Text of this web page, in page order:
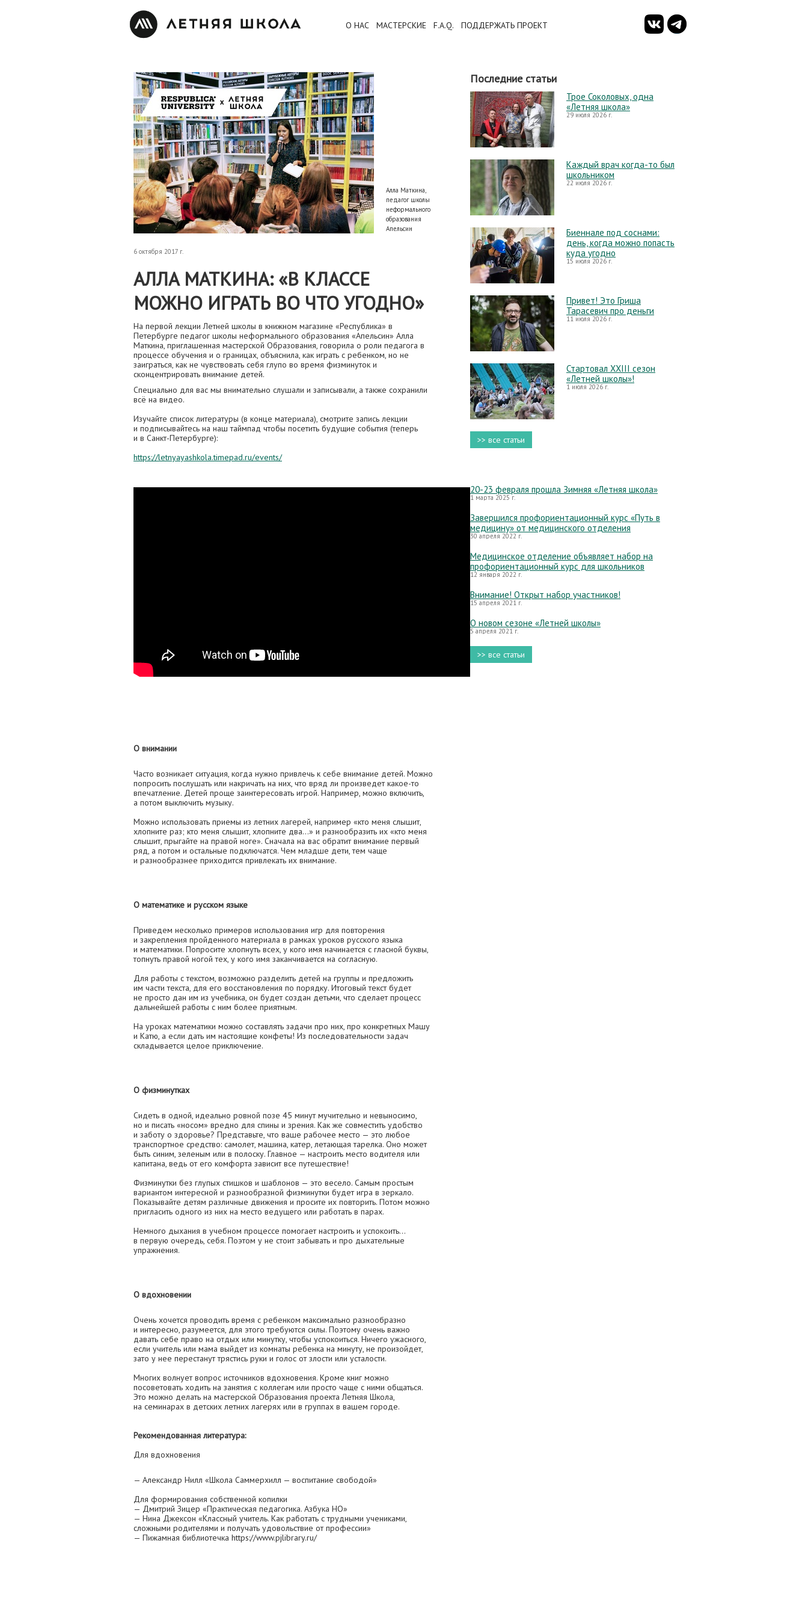
О НАС МАСТЕРСКИЕ F.A.Q. ПОДДЕРЖАТЬ ПРОЕКТ
Алла Маткина,
педагог школы
неформального
образования
Апельсин
6 октября 2017 г.
АЛЛА МАТКИНА: «В КЛАССЕ
МОЖНО ИГРАТЬ ВО ЧТО УГОДНО»
На первой лекции Летней школы в книжном магазине «Республика» в
Петербурге педагог школы неформального образования «Апельсин» Алла
Маткина, приглашенная мастерской Образования, говорила о роли педагога в
процессе обучения и о границах, объяснила, как играть с ребенком, но не
заиграться, как не чувствовать себя глупо во время физминуток и
сконцентрировать внимание детей.
Специально для вас мы внимательно слушали и записывали, а также сохранили
всё на видео.
Изучайте список литературы (в конце материала), смотрите запись лекции
и подписывайтесь на наш таймпад чтобы посетить будущие события (теперь
и в Санкт-Петербурге):
https://letnyayashkola.timepad.ru/events/
О внимании
Часто возникает ситуация, когда нужно привлечь к себе внимание детей. Можно
попросить послушать или накричать на них, что вряд ли произведет какое-то
впечатление. Детей проще заинтересовать игрой. Например, можно включить,
а потом выключить музыку.
Можно использовать приемы из летних лагерей, например «кто меня слышит,
хлопните раз; кто меня слышит, хлопните два...» и разнообразить их «кто меня
слышит, прыгайте на правой ноге». Сначала на вас обратит внимание первый
ряд, а потом и остальные подключатся. Чем младше дети, тем чаще
и разнообразнее приходится привлекать их внимание.
О математике и русском языке
Приведем несколько примеров использования игр для повторения
и закрепления пройденного материала в рамках уроков русского языка
и математики. Попросите хлопнуть всех, у кого имя начинается с гласной буквы,
топнуть правой ногой тех, у кого имя заканчивается на согласную.
Для работы с текстом, возможно разделить детей на группы и предложить
им части текста, для его восстановления по порядку. Итоговый текст будет
не просто дан им из учебника, он будет создан детьми, что сделает процесс
дальнейшей работы с ним более приятным.
На уроках математики можно составлять задачи про них, про конкретных Машу
и Катю, а если дать им настоящие конфеты! Из последовательности задач
складывается целое приключение.
О физминутках
Сидеть в одной, идеально ровной позе 45 минут мучительно и невыносимо,
но и писать «носом» вредно для спины и зрения. Как же совместить удобство
и заботу о здоровье? Представьте, что ваше рабочее место — это любое
транспортное средство: самолет, машина, катер, летающая тарелка. Оно может
быть синим, зеленым или в полоску. Главное — настроить место водителя или
капитана, ведь от его комфорта зависит все путешествие!
Физминутки без глупых стишков и шаблонов — это весело. Самым простым
вариантом интересной и разнообразной физминутки будет игра в зеркало.
Показывайте детям различные движения и просите их повторить. Потом можно
пригласить одного из них на место ведущего или работать в парах.
Немного дыхания в учебном процессе помогает настроить и успокоить...
в первую очередь, себя. Поэтом у не стоит забывать и про дыхательные
упражнения.
О вдохновении
Очень хочется проводить время с ребенком максимально разнообразно
и интересно, разумеется, для этого требуются силы. Поэтому очень важно
давать себе право на отдых или минутку, чтобы успокоиться. Ничего ужасного,
если учитель или мама выйдет из комнаты ребенка на минуту, не произойдет,
зато у нее перестанут трястись руки и голос от злости или усталости.
Многих волнует вопрос источников вдохновения. Кроме книг можно
посоветовать ходить на занятия с коллегам или просто чаще с ними общаться.
Это можно делать на мастерской Образования проекта Летняя Школа,
на семинарах в детских летних лагерях или в группах в вашем городе.
Рекомендованная литература:
Для вдохновения
— Александр Нилл «Школа Саммерхилл — воспитание свободой»
Для формирования собственной копилки
— Дмитрий Зицер «Практическая педагогика. Азбука НО»
— Нина Джексон «Классный учитель. Как работать с трудными учениками,
сложными родителями и получать удовольствие от профессии»
— Пижамная библиотечка https://www.pjlibrary.ru/
Последние статьи
Трое Соколовых, одна
«Летняя школа»
29 июля 2026 г.
Каждый врач когда-то был
школьником
22 июля 2026 г.
Биеннале под соснами:
день, когда можно попасть
куда угодно
15 июля 2026 г.
Привет! Это Гриша
Тарасевич про деньги
11 июля 2026 г.
Стартовал XXIII сезон
«Летней школы»!
1 июля 2026 г.
>> все статьи
20-23 февраля прошла Зимняя «Летняя школа»
1 марта 2025 г.
Завершился профориентационный курс «Путь в
медицину» от медицинского отделения
30 апреля 2022 г.
Медицинское отделение объявляет набор на
профориентационный курс для школьников
12 января 2022 г.
Внимание! Открыт набор участников!
15 апреля 2021 г.
О новом сезоне «Летней школы»
5 апреля 2021 г.
>> все статьи